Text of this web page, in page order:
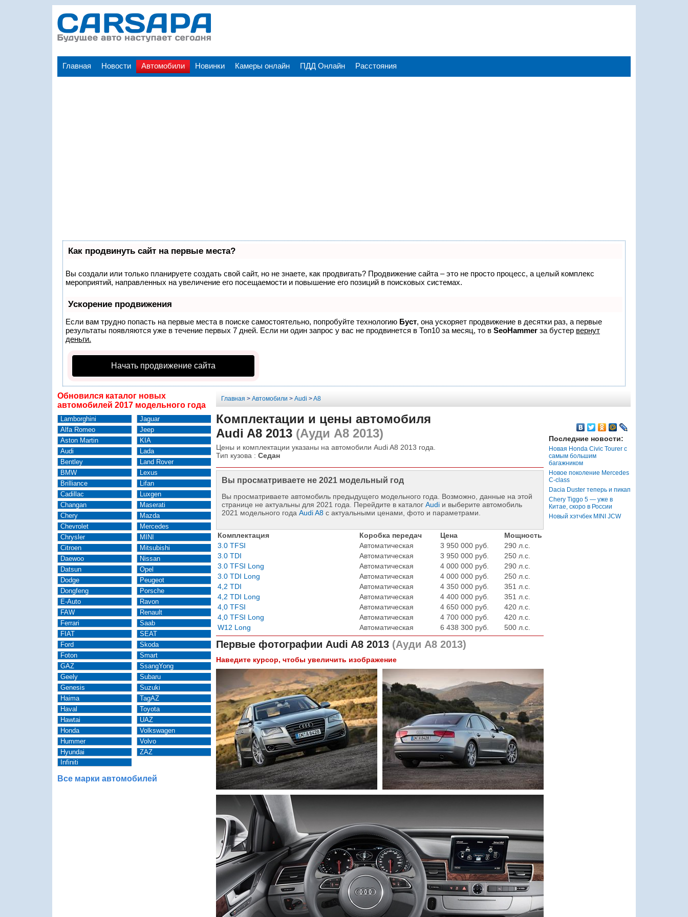
Главная Новости Автомобили Новинки Камеры онлайн ПДД Онлайн Расстояния
Как продвинуть сайт на первые места?
Вы создали или только планируете создать свой сайт, но не знаете, как продвигать? Продвижение сайта – это не просто процесс, а целый комплекс
мероприятий, направленных на увеличение его посещаемости и повышение его позиций в поисковых системах.
Ускорение продвижения
Если вам трудно попасть на первые места в поиске самостоятельно, попробуйте технологию Буст, она ускоряет продвижение в десятки раз, а первые
результаты появляются уже в течение первых 7 дней. Если ни один запрос у вас не продвинется в Топ10 за месяц, то в SeoHammer за бустер вернут
деньги.
Начать продвижение сайта
Обновился каталог новых
автомобилей 2017 модельного года
Lamborghini
Alfa Romeo
Aston Martin
Audi
Bentley
BMW
Brilliance
Cadillac
Changan
Chery
Chevrolet
Chrysler
Citroen
Daewoo
Datsun
Dodge
Dongfeng
E-Auto
FAW
Ferrari
FIAT
Ford
Foton
GAZ
Geely
Genesis
Haima
Haval
Hawtai
Honda
Hummer
Hyundai
Infiniti
Jaguar
Jeep
KIA
Lada
Land Rover
Lexus
Lifan
Luxgen
Maserati
Mazda
Mercedes
MINI
Mitsubishi
Nissan
Opel
Peugeot
Porsche
Ravon
Renault
Saab
SEAT
Skoda
Smart
SsangYong
Subaru
Suzuki
TagAZ
Toyota
UAZ
Volkswagen
Volvo
ZAZ
Все марки автомобилей
Главная > Автомобили > Audi >A8
Комплектации и цены автомобиля
Audi A8 2013(Ауди А8 2013)
Цены и комплектации указаны на автомобили Audi A8 2013 года.
Тип кузова : Седан
Вы просматриваете не 2021 модельный год
Вы просматриваете автомобиль предыдущего модельного года. Возможно, данные на этой
странице не актуальны для 2021 года. Перейдите в каталог Audiи выберите автомобиль
2021 модельного года Audi A8с актуальными ценами, фото и параметрами.
Комплектация Коробка передач Цена
Мощность
3.0 TFSI
Автоматическая 3 950 000 руб.
290 л.с.
3.0 TDI
Автоматическая 3 950 000 руб.
250 л.с.
3.0 TFSI Long
Автоматическая 4 000 000 руб.
290 л.с.
3.0 TDI Long
Автоматическая 4 000 000 руб.
250 л.с.
4,2 TDI
Автоматическая 4 350 000 руб.
351 л.с.
4,2 TDI Long
Автоматическая 4 400 000 руб.
351 л.с.
4,0 TFSI
Автоматическая 4 650 000 руб.
420 л.с.
4,0 TFSI Long
Автоматическая 4 700 000 руб.
420 л.с.
W12 Long
Автоматическая 6 438 300 руб. 500 л.с.
Первые фотографии Audi A8 2013(Ауди А8 2013)
Наведите курсор, чтобы увеличить изображение
Последние новости:
Новая Honda Civic Tourer с
самым большим
багажником
Новое поколение Mercedes
C-class
Dacia Duster теперь и пикап
Chery Tiggo 5 — уже в
Китае, скоро в России
Новый хэтчбек MINI JCW